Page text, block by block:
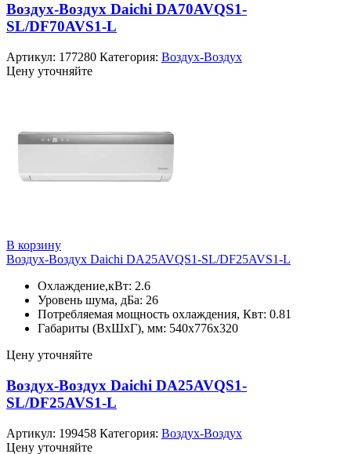
Воздух-Воздух Daichi DA70AVQS1-
SL/DF70AVS1-L
Артикул: 177280 Категория: Воздух-Воздух
Цену уточняйте
В корзину
Воздух-Воздух Daichi DA25AVQS1-SL/DF25AVS1-L
Охлаждение,кВт: 2.6
Уровень шума, дБа: 26
Потребляемая мощность охлаждения, Квт: 0.81
Габариты (ВхШхГ), мм: 540х776х320
Цену уточняйте
Воздух-Воздух Daichi DA25AVQS1-
SL/DF25AVS1-L
Артикул: 199458 Категория: Воздух-Воздух
Цену уточняйте